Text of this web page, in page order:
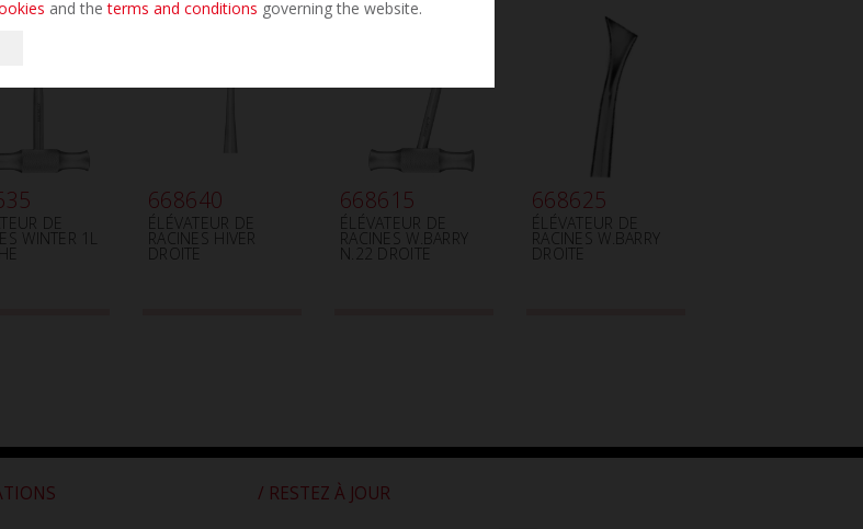
DE
WINTER 1L
668640
ÉLÉVATEUR DE
RACINES HIVER
DROITE
668615
ÉLÉVATEUR DE
RACINES W.BARRY
N.22 DROITE
668625
ÉLÉVATEUR DE
RACINES W.BARRY
DROITE
/ RESTEZ À JOUR
and theterms and conditions governing the website.